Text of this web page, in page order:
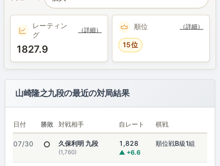
レーティン
グ
（詳細）
1827.9
順位 （詳細）
15位
山崎隆之九段の最近の対局結果
日付 勝敗 対戦相手 自レート 棋戦
07/30 ○ 久保利明 九段
(1,760)
1,828
▲ +6.6
順位戦B級1組